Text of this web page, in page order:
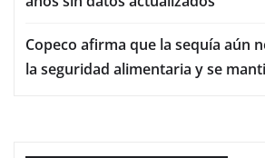
Copeco afirma que la sequía aún
la seguridad alimentaria y se